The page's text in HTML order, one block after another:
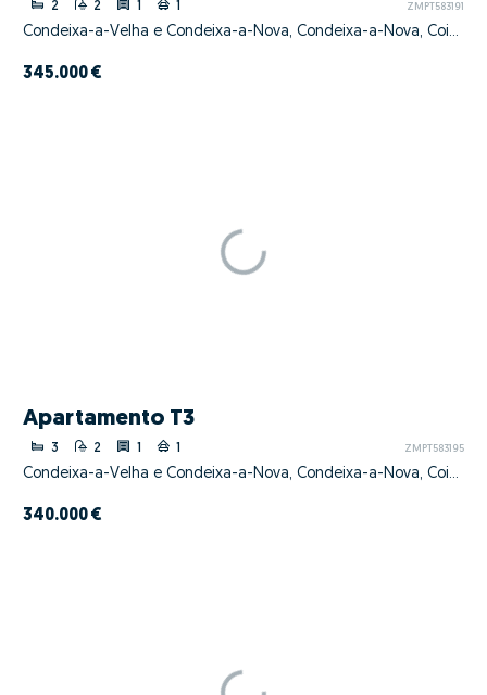
2 2 1 1 ZMPT583191
Condeixa-a-Velha e Condeixa-a-Nova, Condeixa-a-Nova, Coimbra
345.000 €
Apartamento T3
3 2 1 1 ZMPT583195
Condeixa-a-Velha e Condeixa-a-Nova, Condeixa-a-Nova, Coimbra
340.000 €